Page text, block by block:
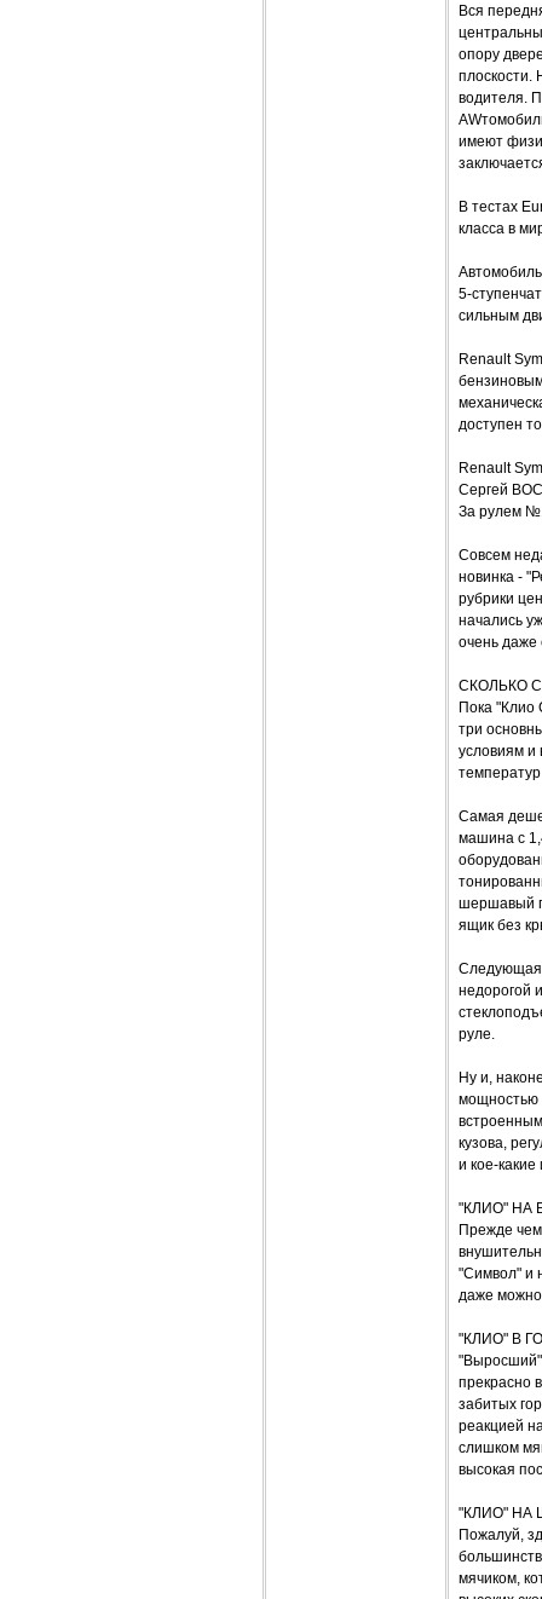
Вся
опору
плоскости.
водителя.
имеют
В тестах
класса в
5-
сильным
Renault
доступен
Renault
Сергей
За рулем
Совсем
новинка -
рубрики
начались
очень даже
СКОЛЬКО
Пока "Клио
три
условиям и
Самая
машина с
шершавый
ящик без
Следующая
недорогой
руле.
Ну и,
мощностью
кузова,
и кое-
"КЛИО" НА
Прежде чем
"Символ" и
даже
"КЛИО" В
"Выросший"
прекрасно
забитых
реакцией
слишком
высокая
"КЛИО" НА
Пожалуй,
мячиком,